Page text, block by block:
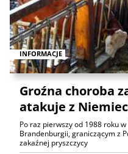
INFORMACJE
Groźna choroba
atakuje z Niemiec
Po raz pierwszy od 1988 roku
Brandenburgii, graniczącym z
zakaźnej pryszczycy